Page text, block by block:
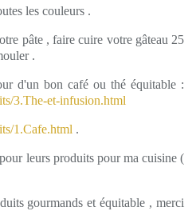
les couleurs .
pâte , faire cuire votre gâteau 25
.
d'un bon café ou thé équitable :
3.The-et-infusion.html
1.Cafe.html .
pour leurs produits pour ma cuisine (
gourmands et équitable , merci